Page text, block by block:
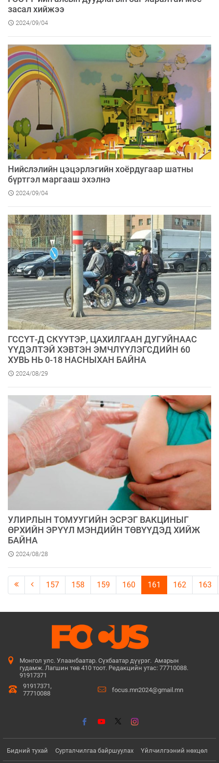
засал хийжээ
2024/09/04
Нийслэлийн цэцэрлэгийн хоёрдугаар шатны
бүртгэл маргааш эхэлнэ
2024/09/04
ГССҮТ-Д СКҮҮТЭР, ЦАХИЛГААН ДУГУЙНААС
ҮҮДЭЛТЭЙ ХЭВТЭН ЭМЧЛҮҮЛЭГСДИЙН 60
ХУВЬ НЬ 0-18 НАСНЫХАН БАЙНА
2024/08/29
УЛИРЛЫН ТОМУУГИЙН ЭСРЭГ ВАКЦИНЫГ
ӨРХИЙН ЭРҮҮЛ МЭНДИЙН ТӨВҮҮДЭД ХИЙЖ
БАЙНА
2024/08/28
157 158 159 160 161 162 163
Монгол улс. Улаанбаатар. Сүхбаатар дүүрэг. Амарын
гудамж. Лагшин төв 410 тоот. Редакцийн утас: 77710088.
91917371
91917371,
77710088
focus.mn2024@gmail.mn
Бидний тухай Сурталчилгаа байршуулах Үйлчилгээний нөхцөл